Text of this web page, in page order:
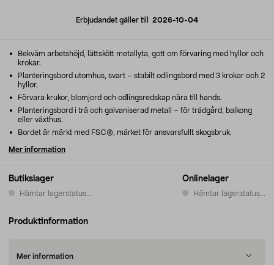
Erbjudandet gäller till 2026-10-04
Butikslager
Hämtar lagerstatus...
Onlinelager
Hämtar lagerstatus...
Bekväm arbetshöjd, lättskött metallyta, gott om förvaring med hyllor och
krokar.
Planteringsbord utomhus, svart – stabilt odlingsbord med 3 krokar och 2
hyllor.
Förvara krukor, blomjord och odlingsredskap nära till hands.
Planteringsbord i trä och galvaniserad metall – för trädgård, balkong
eller växthus.
Bordet är märkt med FSC®, märket för ansvarsfullt skogsbruk.
Mer information
Produktinformation
Mer information